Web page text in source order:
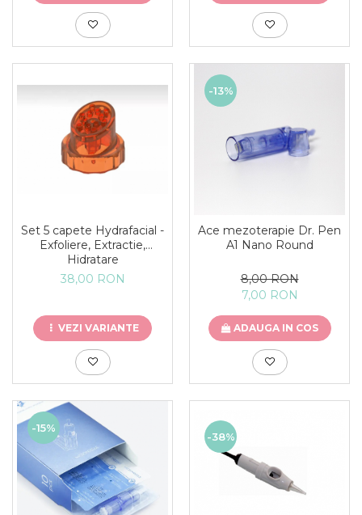
Set 5 capete Hydrafacial -
Exfoliere, Extractie,
Hidratare
38,00 RON
VEZI VARIANTE
-13%
Ace mezoterapie Dr. Pen
A1 Nano Round
8,00 RON
7,00 RON
ADAUGA IN COS
-15%
-38%